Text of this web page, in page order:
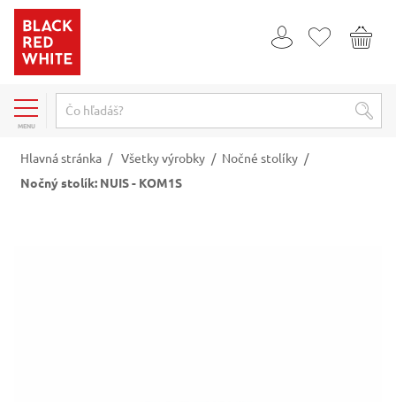
MENU
Hlavná stránka / Všetky výrobky / Nočné stolíky /
Nočný stolík: NUIS - KOM1S